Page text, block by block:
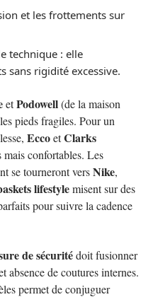
et les frottements sur
technique : elle
sans rigidité excessive.
etPodowell(de la maison
pieds fragiles. Pour un
EccoetClarks
mais confortables. Les
se tourneront versNike,
lifestylemisent sur des
pour suivre la cadence
de sécuritédoit fusionner
absence de coutures internes.
permet de conjuguer